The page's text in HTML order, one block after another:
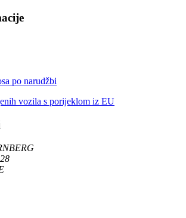
po narudžbi
vozila s porijeklom iz EU